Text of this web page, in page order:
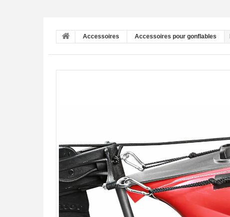
Accessoires Accessoires pour gonflables